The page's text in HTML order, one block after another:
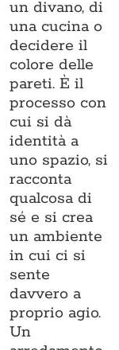
un divano, di
una cucina o
decidere il
colore delle
pareti. È il
processo con
cui si dà
identità a
uno spazio, si
racconta
qualcosa di
sé e si crea
un ambiente
in cui ci si
sente
davvero a
proprio agio.
Un